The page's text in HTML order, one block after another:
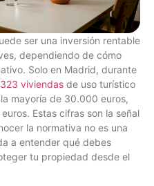
ser una inversión rentable
dependiendo de cómo
Solo en Madrid, durante
viviendas de uso turístico
mayoría de 30.000 euros,
Estas cifras son la señal
la normativa no es una
a entender qué debes
tu propiedad desde el